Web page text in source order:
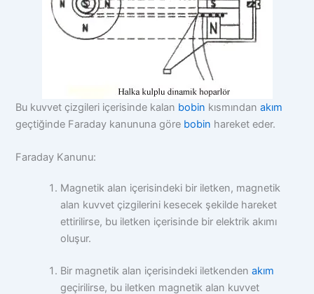
Bu kuvvet çizgileri içerisinde kalan bobin kısmındanakım
geçtiğinde Faraday kanununa göre bobin hareket eder.
Faraday Kanunu:
Magnetik alan içerisindeki bir iletken, magnetik
alan kuvvet çizgilerini kesecek şekilde hareket
ettirilirse, bu iletken içerisinde bir elektrik akımı
oluşur.
Bir magnetik alan içerisindeki iletkendenakım
geçirilirse, bu iletken magnetik alan kuvvet